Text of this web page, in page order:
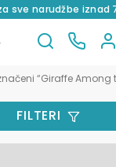
sve narudžbe iznad
“Giraffe Among
FILTERI